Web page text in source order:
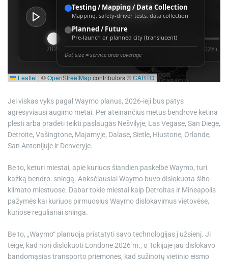
Jei viskas vyks pagal Waymo planus, 2026-ieji bus patys
agresyviausi augimo metai. Per ateinančius metus bendrovė ketina
plėsti arba pradėti teikti paslaugas Nešvilyje, Las Vegase, San Diege,
Detroite, Vašingtone, Majamyje, Dalase, Sietle, Hiustone, Orlande,
San Antonijuje ir Denveryje.
Be to, keturi miestai, apie kuriuos šiandien paskelbė Waymo, turi
kažką bendro: sniegą. Anksčiausiai Waymo buvo dislokuota šilto
klimato miestuose. Dabar tokie miestai kaip Detroitas ir Mineapolis
pažymės kai kuriuos pirmuosius Waymo dislokavimus vietovėse,
kuriose reguliariai sninga.
Be to, „Waymo“ planuoja pristatyti savo technologijas į užsienį. Ji
teigė, kad nori dislokuoti Londone 2026 m., o Tokijuje jau dislokavo
bandomąsias transporto priemones, kad sužinotų vietinio eismo